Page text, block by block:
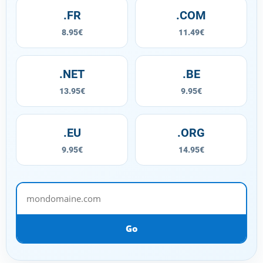
.FR
8.95€
.COM
11.49€
.NET
13.95€
.BE
9.95€
.EU
9.95€
.ORG
14.95€
mondomaine.com
Go